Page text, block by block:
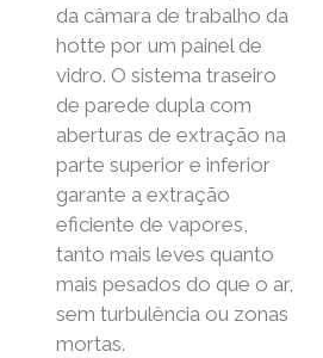
da câmara de trabalho da
hotte por um painel de
vidro. O sistema traseiro
de parede dupla com
aberturas de extração na
parte superior e inferior
garante a extração
eficiente de vapores,
tanto mais leves quanto
mais pesados ​​do que o ar,
sem turbulência ou zonas
mortas.